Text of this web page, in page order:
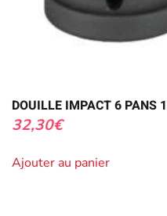
DOUILLE IMPACT 6
32,30€
Ajouter au panier